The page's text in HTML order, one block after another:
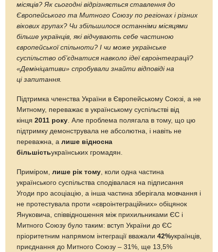
місяців? Як сьогодні відрізняється ставлення до
Європейського та Митного Союзу по регіонах і різних
вікових групах? Чи збільшилося останніми місяцями
більше українців, які відчувають себе частиною
європейської спільноти? І чи може українське
суспільство об’єднатися навколо ідеї євроінтеграції?
«Демініцативи» спробували знайти відповіді на
ці запитання.
Підтримка членства України в Європейському Союзі, а не
Митному, переважає в українському суспільстві від
кінця2011 року . Але проблема полягала в тому, що цю
підтримку демонструвала не абсолютна, і навіть не
переважна, алише відносна
більшістьукраїнських громадян.
Приміром,лише рік тому , коли одна частина
українського суспільства сподівалася на підписання
Угоди про асоціацію, а інша частина зберігала мовчання і
не протестувала проти «євроінтеграційних» обіцянок
Януковича, співвідношення між прихильниками ЄС і
Митного Союзу було таким: вступ України до ЄС
пріоритетним напрямом інтеграції вважали42%українців,
приєднання до Митного Союзу – 31%, ще 13,5%